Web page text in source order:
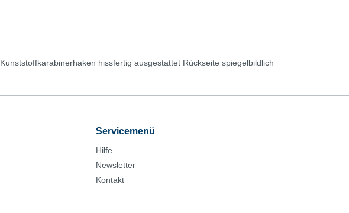
hissfertig ausgestattet Rückseite spiegelbildlich
Servicemenü
Hilfe
Newsletter
Kontakt